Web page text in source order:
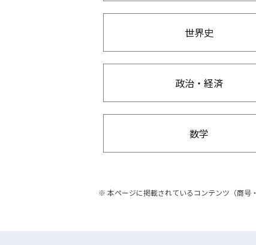
世界史
政治・経済
数学
本ページに掲載されているコンテンツ（商